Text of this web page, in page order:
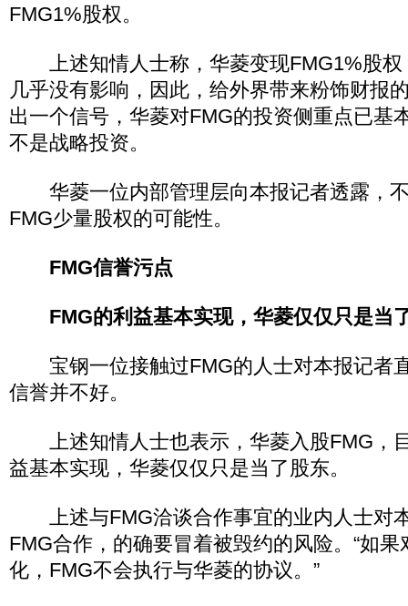
FMG1%股权。
上述知情人士称，华菱变现FMG1%股权
几乎没有影响，因此，给外界带来粉饰财报
出一个信号，华菱对FMG的投资侧重点已基
不是战略投资。
华菱一位内部管理层向本报记者透露，
FMG少量股权的可能性。
FMG信誉污点
FMG的利益基本实现，华菱仅仅只是当
宝钢一位接触过FMG的人士对本报记者
信誉并不好。
上述知情人士也表示，华菱入股FMG，
益基本实现，华菱仅仅只是当了股东。
上述与FMG洽谈合作事宜的业内人士对
FMG合作，的确要冒着被毁约的风险。“如
化，FMG不会执行与华菱的协议。”